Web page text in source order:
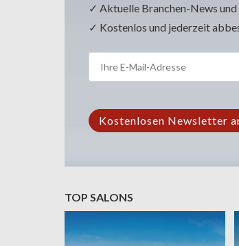
✓ Aktuelle Branchen-News
✓ Kostenlos und jederzeit
TOP SALONS